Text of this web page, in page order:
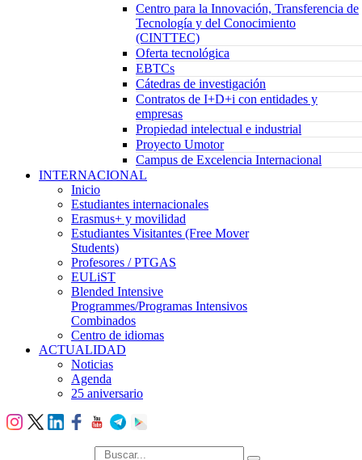
Centro para la Innovación, Transferencia de
Tecnología y del Conocimiento
(CINTTEC)
Oferta tecnológica
EBTCs
Cátedras de investigación
Contratos de I+D+i con entidades y
empresas
Propiedad intelectual e industrial
Proyecto Umotor
Campus de Excelencia Internacional
INTERNACIONAL
Inicio
Estudiantes internacionales
Erasmus+ y movilidad
Estudiantes Visitantes (Free Mover
Students)
Profesores / PTGAS
EULiST
Blended Intensive
Programmes/Programas Intensivos
Combinados
Centro de idiomas
ACTUALIDAD
Noticias
Agenda
25 aniversario
búsqueda